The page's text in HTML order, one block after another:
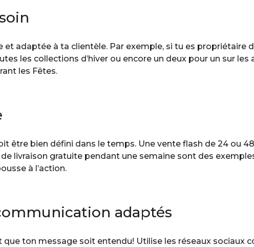
adaptée à ta clientèle. Par exemple, si tu es propriétaire
les collections d’hiver ou encore un deux pour un sur
les Fêtes.
être bien défini dans le temps. Une vente flash de 24 ou
livraison gratuite pendant une semaine sont des
à l’action.
adaptés
que ton message soit entendu! Utilise les réseaux sociaux